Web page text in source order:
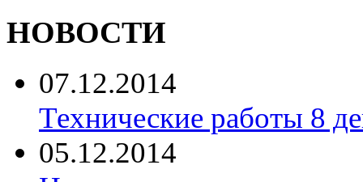
НОВОСТИ
07.12.2014
Технические работы 8
05.12.2014